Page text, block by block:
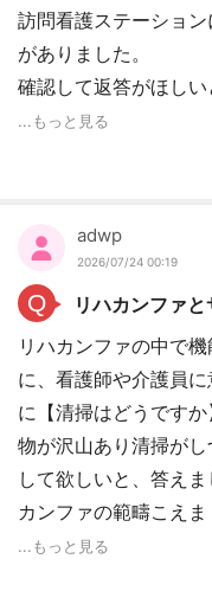
訪問看護ステーショ
がありました。
確認して返答がほしい
...もっと見る
adwp
2026/07/24 00:19
Q
リハカンファ
リハカンファの中で
に、看護師や介護員
に【清掃はどうです
物が沢山あり清掃が
して欲しいと、答え
カンファの範疇こえま
...もっと見る